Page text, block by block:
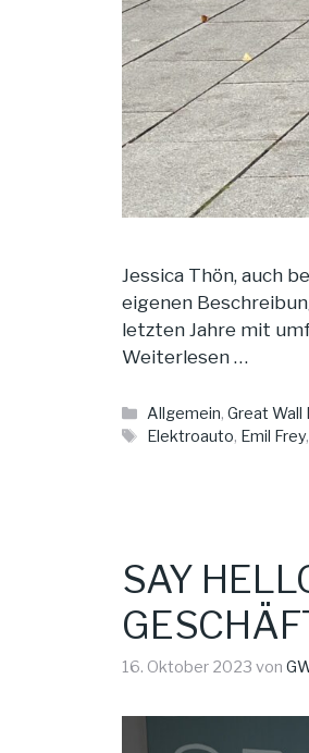
Jessica Thön, auch
eigenen
letzten Jahre mit
Weiterlesen …
Kategorien
Allgemein,Great Wall
Schlagwörter
Elektroauto, Emil Frey
SAY
16. Oktober 2023 von